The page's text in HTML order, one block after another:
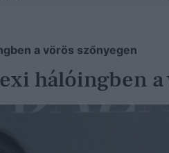
a vörös szőnyegen
hálóingben